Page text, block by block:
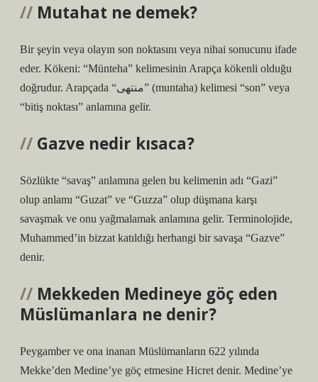
Mutahat ne demek?
Bir şeyin veya olayın son noktasını veya nihai sonucunu ifade
eder. Kökeni: “Münteha” kelimesinin Arapça kökenli olduğu
doğrudur. Arapçada “منتهى” (muntaha) kelimesi “son” veya
“bitiş noktası” anlamına gelir.
Gazve nedir kısaca?
Sözlükte “savaş” anlamına gelen bu kelimenin adı “Gazi”
olup anlamı “Guzat” ve “Guzza” olup düşmana karşı
savaşmak ve onu yağmalamak anlamına gelir. Terminolojide,
Muhammed’in bizzat katıldığı herhangi bir savaşa “Gazve”
denir.
Mekkeden Medineye göç eden
Müslümanlara ne denir?
Peygamber ve ona inanan Müslümanların 622 yılında
Mekke’den Medine’ye göç etmesine Hicret denir. Medine’ye